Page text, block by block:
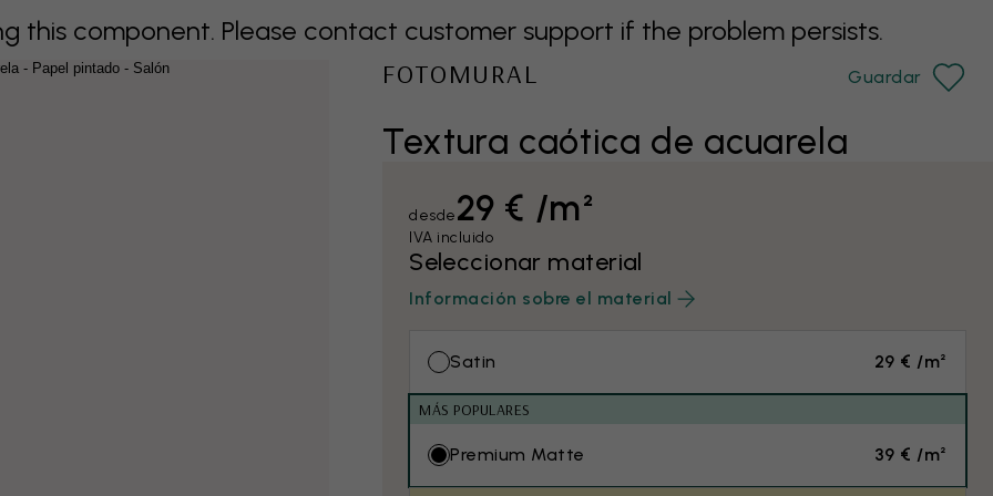
this component. Please contact customer support if the problem persists.
Textura caótica de acuarela
FOTOMURAL Guardar
desde29 € /m²
IVA incluido
Seleccionar material
Información sobre el material
Satin 29 € /m²
MÁS POPULARES
Premium Matte 39 € /m²